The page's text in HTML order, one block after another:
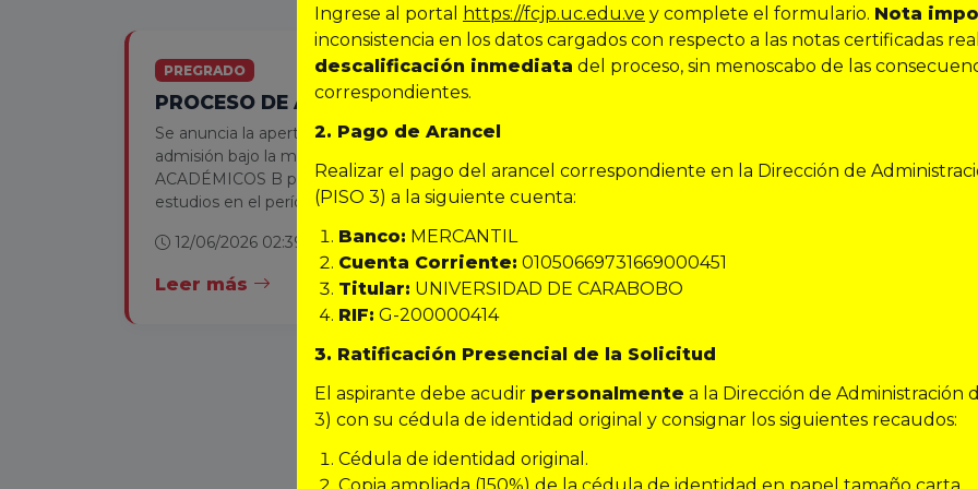
PREGRADO
PROCESO DE ADMISIÓN 2026
Se anuncia la apertura del proceso de
admisión bajo la modalidad de MÉRITOS
ACADÉMICOS B para optar a cursar
estudios en el período 2026.
12/06/2026 02:39 PM
Leer más
POSTGRADO
INGRESO
La Dirección de Postgrado de la FCJP
inscripciones de la Cohorte 2026 y alumnos
regulares desde el 11/05/2026 hasta el
11/05/2026 08:00 AM
Leer más
Ingrese al portal
https://fcjp.uc.edu.ve y complete el formulario. Nota
inconsistencia en los datos cargados con respecto a las notas certificadas
descalificación inmediata del proceso, sin menoscabo de las
correspondientes.
2. Pago de Arancel
Realizar el pago del arancel correspondiente en la Dirección de
(PISO 3) a la siguiente cuenta:
Banco: MERCANTIL
Cuenta Corriente: 01050669731669000451
Titular: UNIVERSIDAD DE CARABOBO
RIF: G-200000414
3. Ratificación Presencial de la Solicitud
El aspirante debe acudir personalmente a la Dirección de Administración
3) con su cédula de identidad original y consignar los siguientes recaudos:
Cédula de identidad original.
Copia ampliada (150%) de la cédula de identidad en papel tamaño carta.